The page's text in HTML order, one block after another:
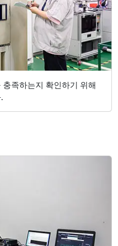
족하는지 확인하기 위해